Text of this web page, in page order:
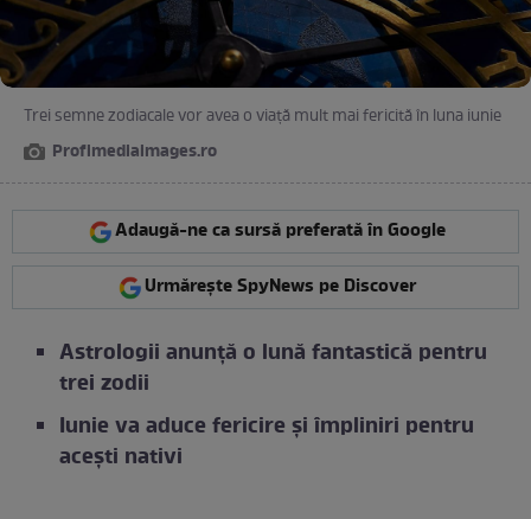
Trei semne zodiacale vor avea o viață mult mai fericită în luna iunie
Profimediaimages.ro
Adaugă-ne ca sursă preferată în Google
Urmărește SpyNews pe Discover
Astrologii anunță o lună fantastică pentru
trei zodii
Iunie va aduce fericire și împliniri pentru
acești nativi